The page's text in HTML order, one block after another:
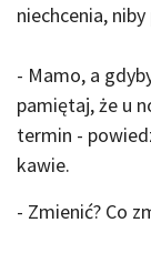
niechcenia,
- Mamo, a
pamiętaj, że u
termin -
kawie.
- Zmienić? Co